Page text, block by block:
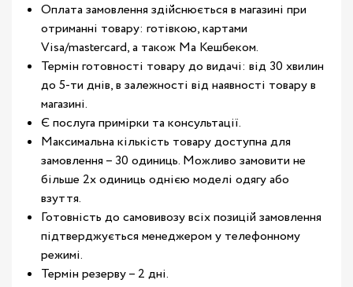
Оплата замовлення здійснюється в магазині при
отриманні товару: готівкою, картами
Visa/mastercard, а також Ма Кешбеком.
Термін готовності товару до видачі: від 30 хвилин
до 5-ти днів, в залежності від наявності товару в
магазині.
Є послуга примірки та консультації.
Максимальна кількість товару доступна для
замовлення – 30 одиниць. Можливо замовити не
більше 2х одиниць однією моделі одягу або
взуття.
Готовність до самовивозу всіх позицій замовлення
підтверджується менеджером у телефонному
режимі.
Термін резерву – 2 дні.